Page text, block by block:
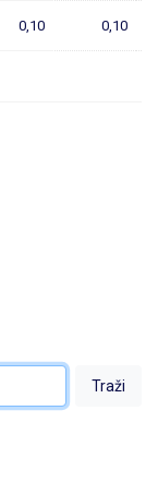
0,10 0,10